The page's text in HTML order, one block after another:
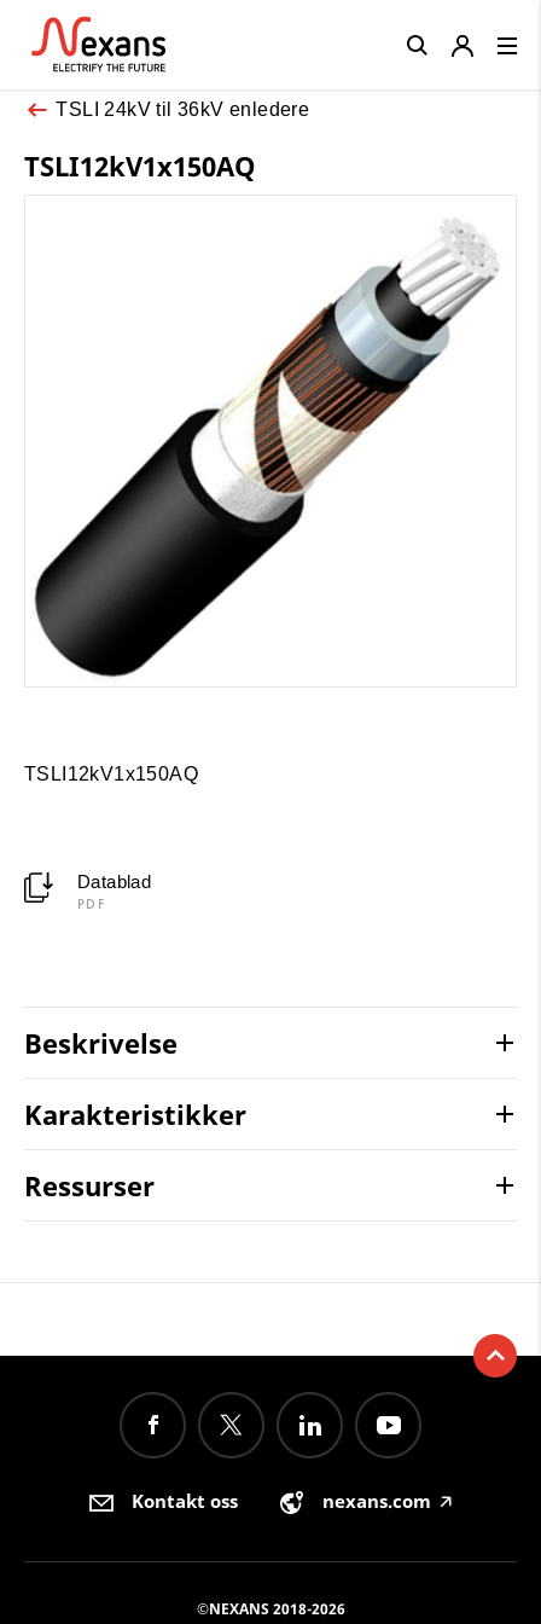
TSLI 24kV til 36kV enledere
TSLI12kV1x150AQ
TSLI12kV1x150AQ
Datablad
PDF
Beskrivelse
Karakteristikker
Ressurser
Close
Kontakt oss nexans.com 🡥
©NEXANS 2018-2026